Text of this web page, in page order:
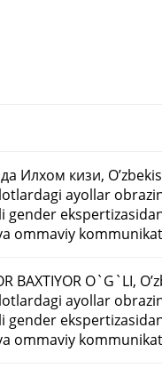
Илхом кизи,
ayollar
ommaviy
BAXTIYOR O`G`LI,
ayollar
ommaviy